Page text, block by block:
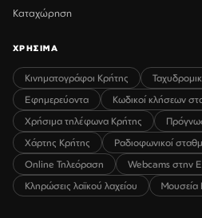
Καταχώρηση
ΧΡΗΣΙΜΑ
Κινηματογράφοι Κρήτης
Εφημερεύοντα
Κωδικοί κλήσεων
Χρήσιμα τηλέφωνα Κρήτης
Χάρτης Κρήτης
Ραδιοφωνικοί
Online Τηλεόραση
Webcams στην
Κληρώσεις λαϊκού λαχείου
Μουσεία